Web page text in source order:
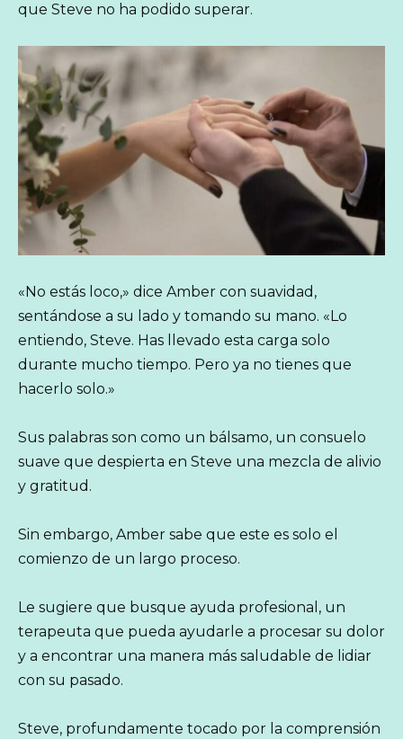
que Steve no ha podido superar.
«No estás loco,» dice Amber con suavidad,
sentándose a su lado y tomando su mano. «Lo
entiendo, Steve. Has llevado esta carga solo
durante mucho tiempo. Pero ya no tienes que
hacerlo solo.»
Sus palabras son como un bálsamo, un consuelo
suave que despierta en Steve una mezcla de alivio
y gratitud.
Sin embargo, Amber sabe que este es solo el
comienzo de un largo proceso.
Le sugiere que busque ayuda profesional, un
terapeuta que pueda ayudarle a procesar su dolor
y a encontrar una manera más saludable de lidiar
con su pasado.
Steve, profundamente tocado por la comprensión